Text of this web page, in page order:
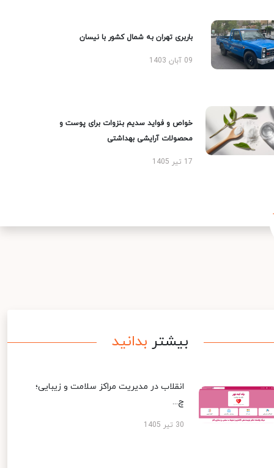
باربری تهران به شمال کشور با نیسان
09 آبان 1403
خواص و فواید سدیم بنزوات برای پوست و
محصولات آرایشی بهداشتی
17 تیر 1405
بیشتر بدانید
انقلاب در مدیریت مراکز سلامت و زیبایی؛
چ...
30 تیر 1405